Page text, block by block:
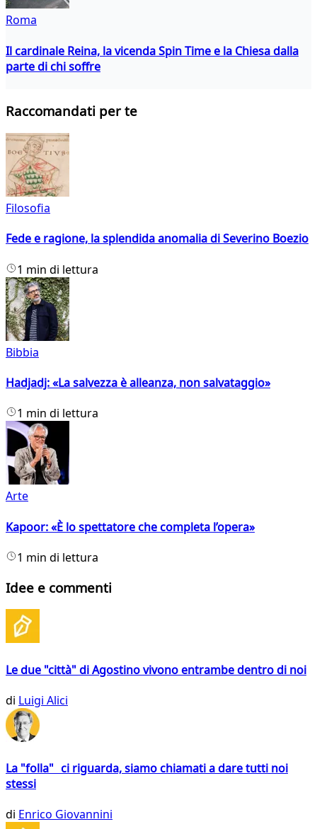
Roma
Il cardinale Reina, la vicenda Spin Time e la Chiesa dalla
parte di chi soffre
Raccomandati per te
Filosofia
Fede e ragione, la splendida anomalia di Severino Boezio
1 min di lettura
Bibbia
Hadjadj: «La salvezza è alleanza, non salvataggio»
1 min di lettura
Arte
Kapoor: «È lo spettatore che completa l’opera»
1 min di lettura
Idee e commenti
Le due "città" di Agostino vivono entrambe dentro di noi
di Luigi Alici
La "folla" ci riguarda, siamo chiamati a dare tutti noi
stessi
di Enrico Giovannini